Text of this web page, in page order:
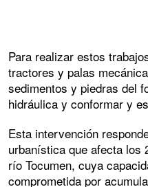
Para realizar estos
tractores y palas
sedimentos y piedras del
hidráulica y conformar y
Esta intervención
urbanística que afecta los
río Tocumen, cuya
comprometida por